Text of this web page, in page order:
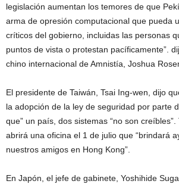
legislación aumentan los temores de que
arma de opresión computacional que pueda
críticos del gobierno, incluidas las personas
puntos de vista o protestan pacíficamente”.
chino internacional de Amnistía, Joshua
El presidente de Taiwán, Tsai Ing-wen, dijo
la adopción de la ley de seguridad por parte
que” un país, dos sistemas “no son creíbles”.
abrirá una oficina el 1 de julio que “brindará
nuestros amigos en Hong Kong”.
En Japón, el jefe de gabinete, Yoshihide